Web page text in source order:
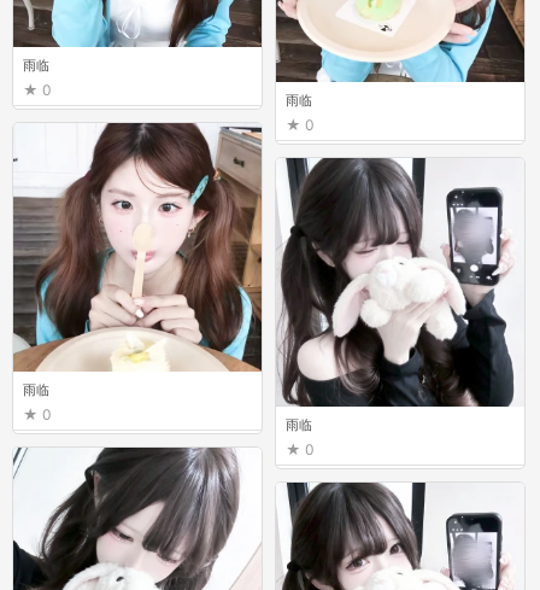
雨临
0
雨临
0
雨临
0
雨临
0